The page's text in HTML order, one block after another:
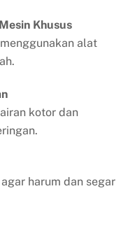
Khusus
alat
kotor dan
harum dan segar